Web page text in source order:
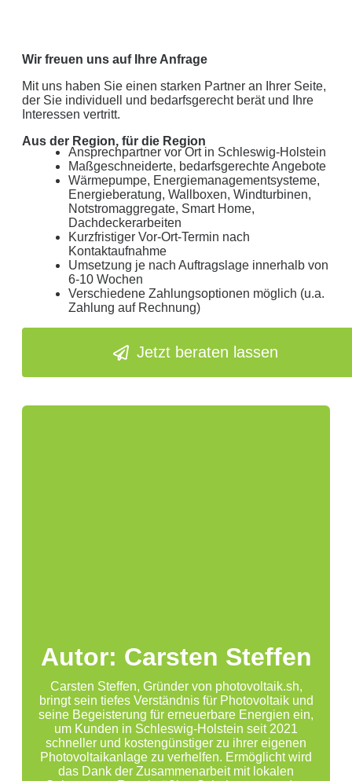
Wir freuen uns auf Ihre Anfrage
Mit uns haben Sie einen starken Partner an Ihrer Seite,
der Sie individuell und bedarfsgerecht berät und Ihre
Interessen vertritt.
Aus der Region, für die Region
Ansprechpartner vor Ort in Schleswig-Holstein
Maßgeschneiderte, bedarfsgerechte Angebote
Wärmepumpe, Energiemanagementsysteme,
Energieberatung, Wallboxen, Windturbinen,
Notstromaggregate, Smart Home,
Dachdeckerarbeiten
Kurzfristiger Vor-Ort-Termin nach
Kontaktaufnahme
Umsetzung je nach Auftragslage innerhalb von
6-10 Wochen
Verschiedene Zahlungsoptionen möglich (u.a.
Zahlung auf Rechnung)
Jetzt beraten lassen
Autor: Carsten Steffen
Carsten Steffen, Gründer von photovoltaik.sh,
bringt sein tiefes Verständnis für Photovoltaik und
seine Begeisterung für erneuerbare Energien ein,
um Kunden in Schleswig-Holstein seit 2021
schneller und kostengünstiger zu ihrer eigenen
Photovoltaikanlage zu verhelfen. Ermöglicht wird
das Dank der Zusammenarbeit mit lokalen